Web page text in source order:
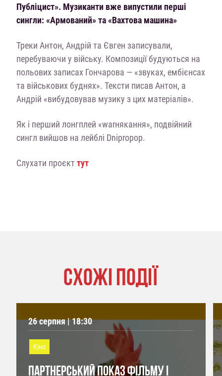
Публіцист». Музиканти вже випустили перші
сингли: «Армований» та «Вахтова машина»
Треки Антон, Андрій та Євген записували,
перебуваючи у війську. Композиції будуються на
польових записах Гончарова — «звуках, ембієнсах
та військових буднях». Тексти писав Антон, a
Андрій «вибудовував музику з цих матеріалів».
Як і перший лонгплей «warнякання», подвійний
сингл вийшов на лейблі Dnipropop.
Слухати проєкттут
СХОЖІ ПОДІЇ
26 серпня | 18:30
Кіно
ПАРТНЕРСЬКИЙ ПОКАЗ ФІЛЬМУ І